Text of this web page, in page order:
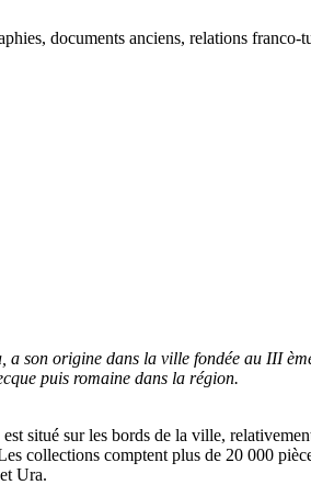
documents anciens, relations franco-
son origine dans la ville fondée au III
puis romaine dans la région.
situé sur les bords de la ville,
collections comptent plus de 20 000
Ura.